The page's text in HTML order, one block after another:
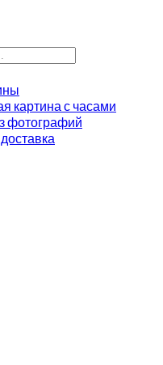
картина с часами
фотографий